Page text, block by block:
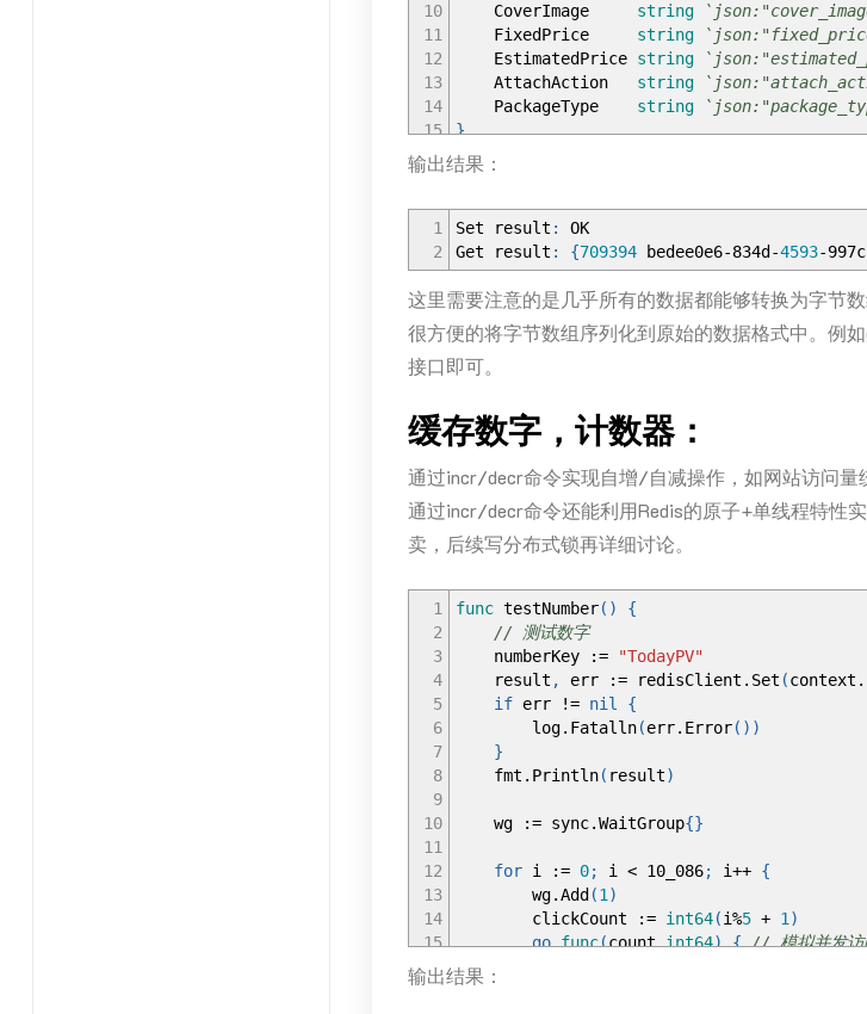
10
11
12
13
14
15
16
17
19
20
21
22
23
24
25
27
28
30
31
32
33
35
36
37
38
39
40
41
42
43
44
45
46
47
48
49
50
51
CoverImage string
FixedPrice string
EstimatedPrice string
AttachAction string
PackageType string
}
// 实现 encoding.BinaryMarshaler 接口
return json
}
func (m*PackageListOutPut)MarshalBinary()
returnjson .Marshal ( m )
}
structStoreKey
:=
PackageListOutPut
PackageID: "709394",
UniqueMark: "bedee0e6-834d-
PackageSubject:
PackageSummary :
CreateTime :
ModifyTime
CoverImage: "https://gjh.me/wp-
FixedPrice: "168.00",
EstimatedPrice
AttachAction: "1",
PackageType
}
result ,err:=redisClient
structStoreKey,
&toStoreStruct
time.Second *30 ,
Result()
if
输出结果：
1
2
Set result :
OK
Get result : {709394bedee0e6-834d -4593-997c
这里需要注意的是几乎所有的数据都能够转换为字节
很方便的将字节数组序列化到原始的数据格式中。例
接口即可。
缓存数字，计数器：
通过incr/decr命令实现自增/自减操作，如网站访问量
通过incr/decr命令还能利用Redis的原子+单线程特性
卖，后续写分布式锁再详细讨论。
1
2
3
4
5
6
7
8
9
10
11
12
13
14
15
16
17
functestNumber()
{
// 测试数字
numberKey
:=
"TodayPV"
result , err :=redisClient . Set (context .
iferr != nil
{
log. Fatalln(err. Error())
}
fmt . Println( result)
wg :=sync.WaitGroup{}
for i := 0; i < 10_086; i++ {
wg.Add (1 )
clickCount
:= int64(i%5 + 1 )
go func(countint64) { // 模拟并发访
_
输出结果：